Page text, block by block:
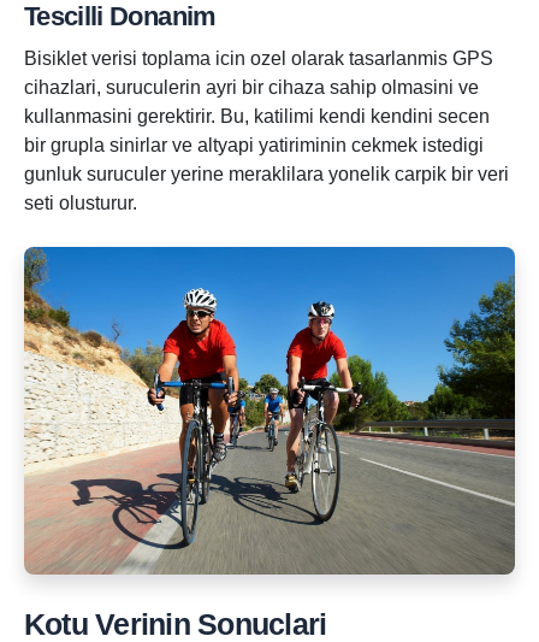
Tescilli Donanim
Bisiklet verisi toplama icin ozel olarak tasarlanmis GPS
cihazlari, suruculerin ayri bir cihaza sahip olmasini ve
kullanmasini gerektirir. Bu, katilimi kendi kendini secen
bir grupla sinirlar ve altyapi yatiriminin cekmek istedigi
gunluk suruculer yerine meraklilara yonelik carpik bir veri
seti olusturur.
Kotu Verinin Sonuclari